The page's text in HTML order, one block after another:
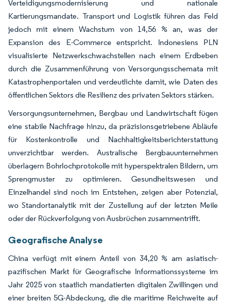
Verteidigungsmodernisierung und nationale
Kartierungsmandate. Transport und Logistik führen das Feld
jedoch mit einem Wachstum von 14,56 % an, was der
Expansion des E-Commerce entspricht. Indonesiens PLN
visualisierte Netzwerkschwachstellen nach einem Erdbeben
durch die Zusammenführung von Versorgungsschemata mit
Katastrophenportalen und verdeutlichte damit, wie Daten des
öffentlichen Sektors die Resilienz des privaten Sektors stärken.
Versorgungsunternehmen, Bergbau und Landwirtschaft fügen
eine stabile Nachfrage hinzu, da präzisionsgetriebene Abläufe
für Kostenkontrolle und Nachhaltigkeitsberichterstattung
unverzichtbar werden. Australische Bergbauunternehmen
überlagern Bohrlochprotokolle mit hyperspektralen Bildern, um
Sprengmuster zu optimieren. Gesundheitswesen und
Einzelhandel sind noch im Entstehen, zeigen aber Potenzial,
wo Standortanalytik mit der Zustellung auf der letzten Meile
oder der Rückverfolgung von Ausbrüchen zusammentrifft.
Geografische Analyse
China verfügt mit einem Anteil von 34,20 % am asiatisch-
pazifischen Markt für Geografische Informationssysteme im
Jahr 2025 von staatlich mandatierten digitalen Zwillingen und
einer breiten 5G-Abdeckung, die die maritime Reichweite auf